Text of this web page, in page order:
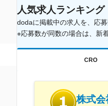
人気求人ランキング
dodaに掲載中の求人を、応
※応募数が同数の場合は、新
CRO
株式会